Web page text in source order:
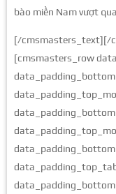
bào miền Nam vượt
[/cmsmasters_text][/
[cmsmasters_row